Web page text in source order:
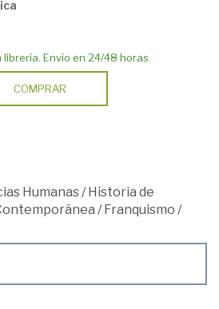
librería. Envío en 24/48 horas
COMPRAR
Humanas/ Historia de
/ Franquismo /